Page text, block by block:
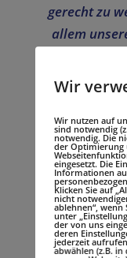
gerecht zu
allem
und
Sie sie
glauben und
Ich denke,
Familie
mit dem
Wir
Wir nutzen auf
sind notwendig
notwendig. Die
der Optimierung
eingesetzt. Die
Informationen
Klicken Sie auf
nicht
ablehnen“, wenn
unter
der von uns
deren
jederzeit
abwählen (z.B.